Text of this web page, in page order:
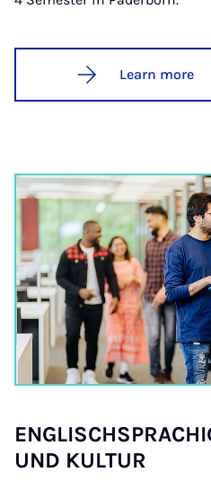
Learn more
UND KUL­TUR